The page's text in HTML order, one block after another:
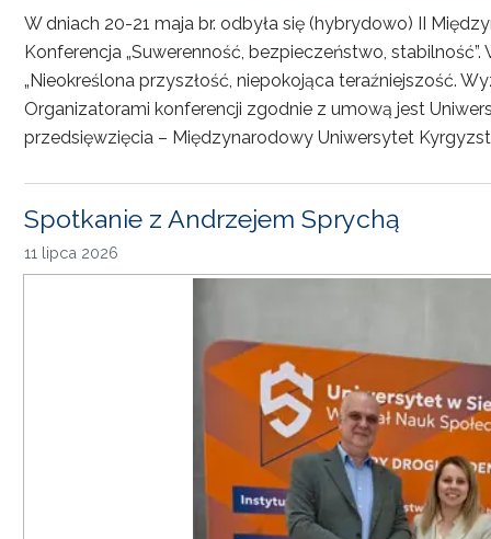
W dniach 20-21 maja br. odbyła się (hybrydowo) II
Konferencja „Suwerenność, bezpieczeństwo,
„Nieokreślona przyszłość, niepokojąca teraźniejszość.
Organizatorami konferencji zgodnie z umową jest
przedsięwzięcia – Międzynarodowy Uniwersytet
Spotkanie z Andrzejem Sprychą
11 lipca 2026